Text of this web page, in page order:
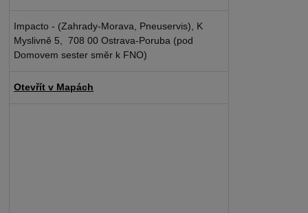
Impacto - (Zahrady-Morava, Pneuservis), K
Myslivně 5, 708 00 Ostrava-Poruba (pod
Domovem sester směr k FNO)
Otevřít v Mapách